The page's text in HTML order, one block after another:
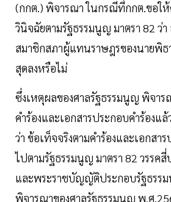
(กกต.) พิจารณา ในกรณีที่กกต.ขอใ
วินิจฉัยตามรัฐธรรมนูญ มาตรา 82 ว่
สมาชิกสภาผู้แทนราษฎรของนายพิ
สุดลงหรือไม่
ซึ่งเหตุผลของศาลรัฐธรรมนูญ พิจาร
คำร้องและเอกสารประกอบคำร้องแ
ว่า ข้อเท็จจริงตามคำร้องและเอกสา
ไปตามรัฐธรรมนูญ มาตรา 82 วรรค
และพระราชบัญญัติประกอบรัฐธรร
พิจารณาของศาลรัฐธรรมนูญ พ.ศ